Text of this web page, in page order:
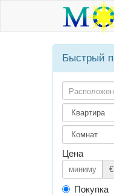
Быстрый
Цена
€
Покупка